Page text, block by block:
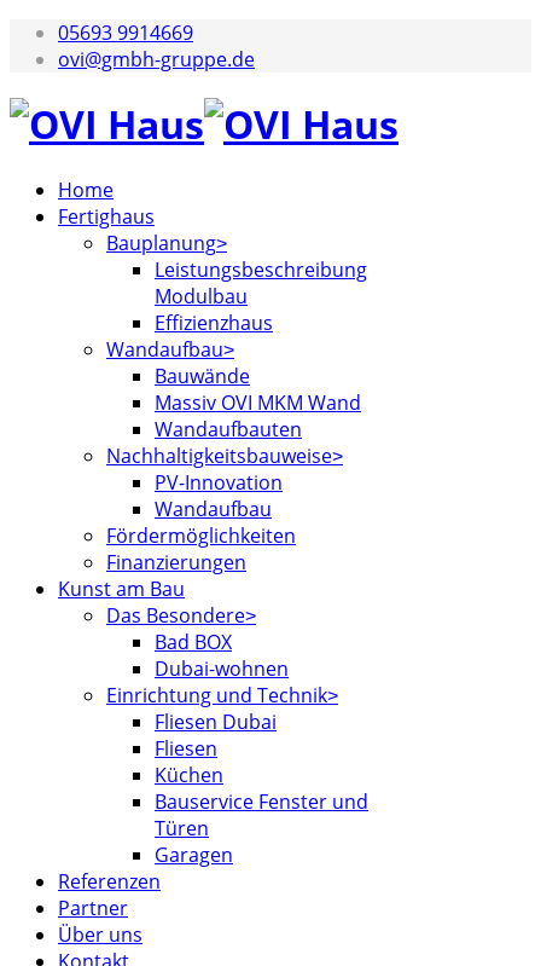
05693 9914669
ovi@gmbh-gruppe.de
Home
Fertighaus
Bauplanung
Leistungsbeschreibung
Modulbau
Effizienzhaus
Wandaufbau
Bauwände
Massiv OVI MKM Wand
Wandaufbauten
Nachhaltigkeitsbauweise
PV-Innovation
Wandaufbau
Fördermöglichkeiten
Finanzierungen
Kunst am Bau
Das Besondere
Bad BOX
Dubai-wohnen
Einrichtung und Technik
Fliesen Dubai
Fliesen
Küchen
Bauservice Fenster und
Türen
Garagen
Referenzen
Partner
Über uns